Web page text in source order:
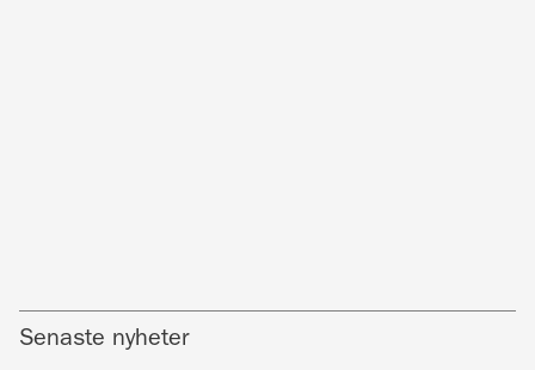
Senaste nyheter